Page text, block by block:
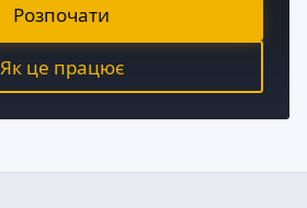
Розпочати
Як це працює